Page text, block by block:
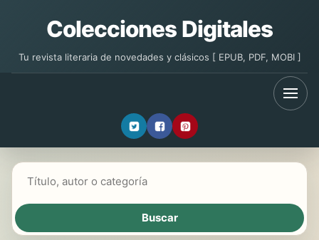
Colecciones Digitales
Tu revista literaria de novedades y clásicos [ EPUB, PDF, MOBI ]